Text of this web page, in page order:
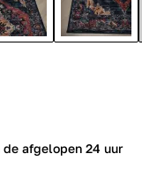
de afgelopen 24 uur